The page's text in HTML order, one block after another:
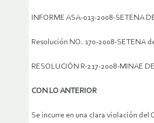
INFORME ASA-013-2008-SETENA
Resolución NO. 170-2008-SETENA
RESOLUCIÓN R-217-2008-MINAE
CON LO ANTERIOR
Se incurre en una clara violación